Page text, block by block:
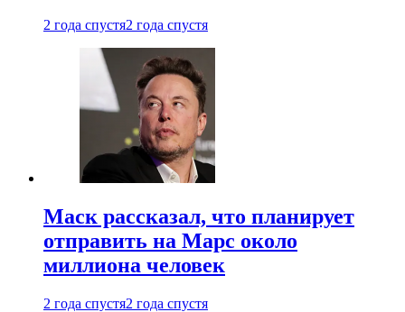
2 года спустя2 года спустя
Маск рассказал, что планирует
отправить на Марс около
миллиона человек
2 года спустя2 года спустя